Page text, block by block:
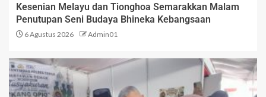
Kesenian Melayu dan Tionghoa Semarakkan Malam
Penutupan Seni Budaya Bhineka Kebangsaan
6 Agustus 2026 Admin01